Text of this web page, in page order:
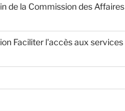
de la Commission des Affaires
Faciliter l'accès aux services